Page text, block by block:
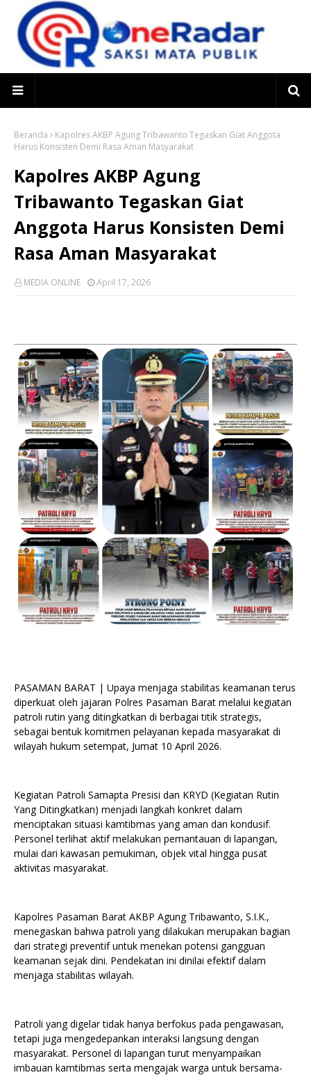
Beranda
Kapolres AKBP Agung Tribawanto Tegaskan Giat Anggota
Harus Konsisten Demi Rasa Aman Masyarakat
Kapolres AKBP Agung
Tribawanto Tegaskan Giat
Anggota Harus Konsisten Demi
Rasa Aman Masyarakat
MEDIA ONLINE April 17, 2026
PASAMAN BARAT | Upaya menjaga stabilitas keamanan terus
diperkuat oleh jajaran Polres Pasaman Barat melalui kegiatan
patroli rutin yang ditingkatkan di berbagai titik strategis,
sebagai bentuk komitmen pelayanan kepada masyarakat di
wilayah hukum setempat, Jumat 10 April 2026.
Kegiatan Patroli Samapta Presisi dan KRYD (Kegiatan Rutin
Yang Ditingkatkan) menjadi langkah konkret dalam
menciptakan situasi kamtibmas yang aman dan kondusif.
Personel terlihat aktif melakukan pemantauan di lapangan,
mulai dari kawasan pemukiman, objek vital hingga pusat
aktivitas masyarakat.
Kapolres Pasaman Barat AKBP Agung Tribawanto, S.I.K.,
menegaskan bahwa patroli yang dilakukan merupakan bagian
dari strategi preventif untuk menekan potensi gangguan
keamanan sejak dini. Pendekatan ini dinilai efektif dalam
menjaga stabilitas wilayah.
Patroli yang digelar tidak hanya berfokus pada pengawasan,
tetapi juga mengedepankan interaksi langsung dengan
masyarakat. Personel di lapangan turut menyampaikan
imbauan kamtibmas serta mengajak warga untuk bersama-